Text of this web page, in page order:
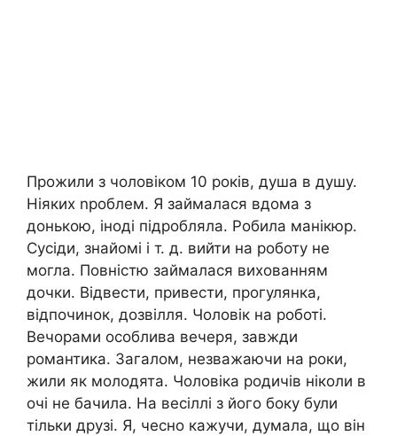
Прожили з чоловіком 10 років, душа в душу.
Ніяких nроблем. Я займалася вдома з
донькою, іноді підробляла. Робила манікюр.
Сусіди, знайомі і т. д. вийти на роботу не
могла. Повністю займалася вихованням
дочки. Відвести, привести, прогулянка,
відпочинок, дозвілля. Чоловік на роботі.
Вечорами особлива вечеря, завжди
романтика. Загалом, незважаючи на роки,
жили як молодята. Чоловіка родичів ніколи в
очі не бачила. На весіллі з його боку були
тільки друзі. Я, чесно кажучи, думала, що він